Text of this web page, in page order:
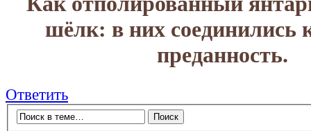
шёлк: в них соединились
преданность.
Ответить